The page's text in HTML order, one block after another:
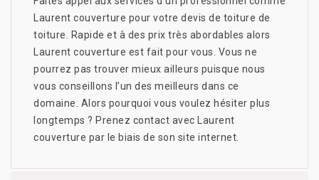
Laurent couverture pour votre devis de toiture de
toiture. Rapide et à des prix très abordables alors
Laurent couverture est fait pour vous. Vous ne
pourrez pas trouver mieux ailleurs puisque nous
vous conseillons l’un des meilleurs dans ce
domaine. Alors pourquoi vous voulez hésiter plus
longtemps ? Prenez contact avec Laurent
couverture par le biais de son site internet.